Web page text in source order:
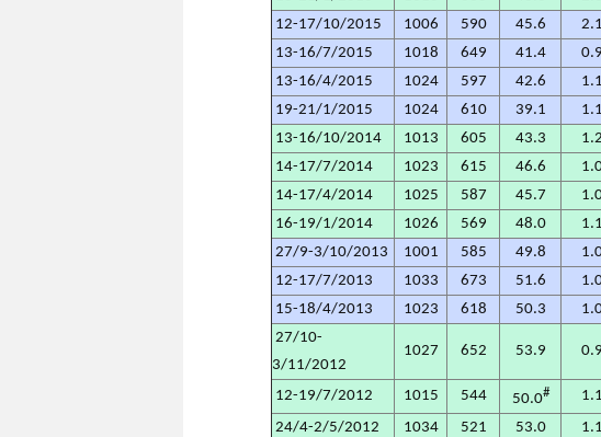
12-17/10/2015
1006 590 45.6 2.1
13-16/7/2015
1018 649 41.4 0.9
13-16/4/2015
1024 597 42.6 1.1
19-21/1/2015
1024 610 39.1 1.1
13-16/10/2014
1013 605 43.3 1.2
14-17/7/2014
1023 615 46.6
14-17/4/2014
1025 587 45.7
16-19/1/2014
1026 569 48.0 1.1
27/9-3/10/2013
1001 585 49.8
12-17/7/2013
1033 673 51.6
15-18/4/2013
1023 618 50.3
27/10-
3/11/2012
1027 652 53.9 0.9
12-19/7/2012 1015 544 50.0# 1.1
24/4-2/5/2012
1034 521 53.0 1.1